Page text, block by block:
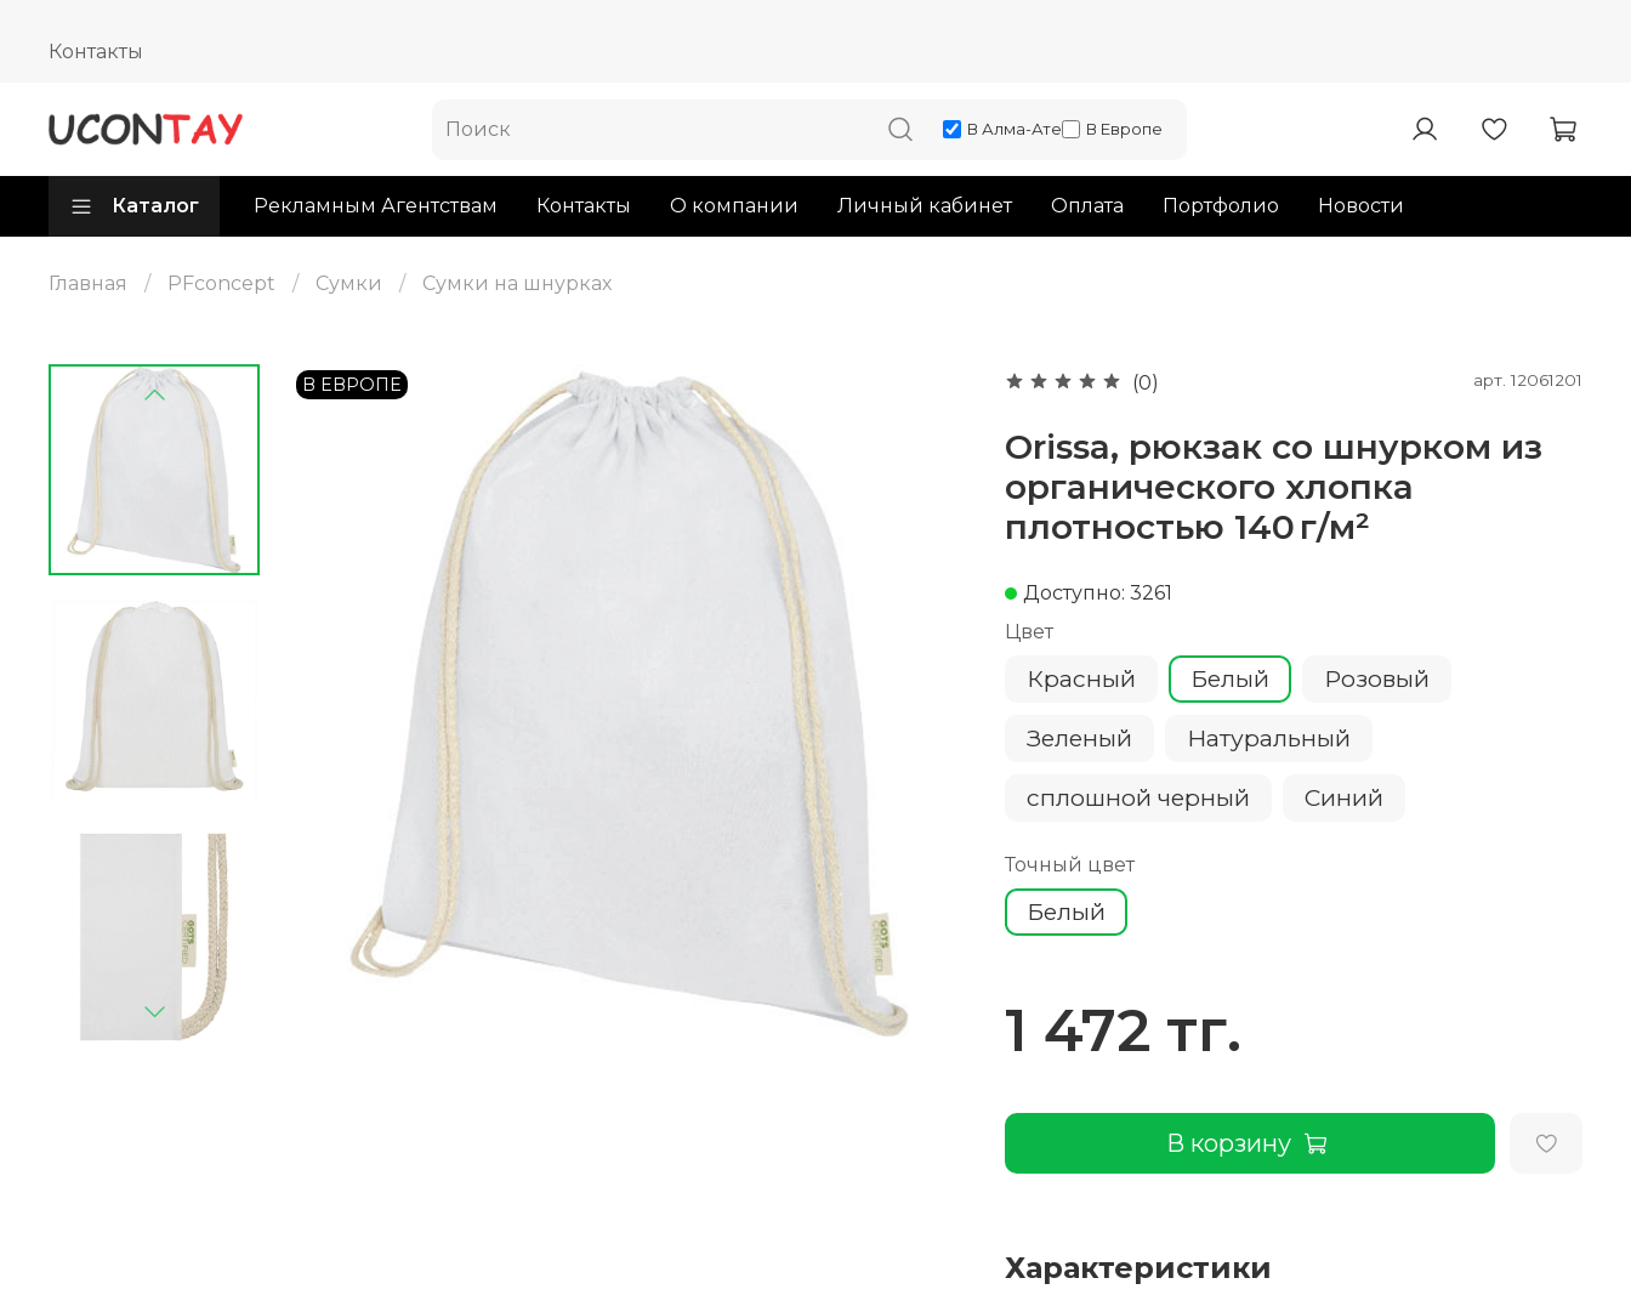
Контакты
В Алма-Ате В Европе
Каталог Рекламным Агентствам Контакты О компании Личный кабинет Оплата Портфолио Новости
Главная PFconcept Сумки Сумки на шнурках
В ЕВРОПЕ (0) арт.12061201
Orissa, рюкзак со шнурком из
органического хлопка
плотностью 140 г/м²
Доступно: 3261
Цвет
Красный Белый Розовый
Зеленый Натуральный
сплошной черный Cиний
Точный цвет
Белый
1 472 тг.
В корзину
Характеристики